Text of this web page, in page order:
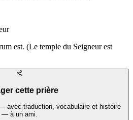
est. (Le temple du Seigneur est
cette prière
avec traduction, vocabulaire et histoire
— à un ami.